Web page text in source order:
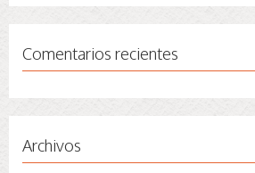
Comentarios recientes
Archivos